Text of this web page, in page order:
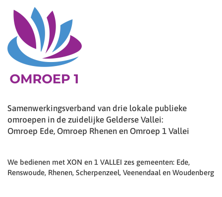
Samenwerkingsverband van drie lokale publieke
omroepen in de zuidelijke Gelderse Vallei:
Omroep Ede, Omroep Rhenen en Omroep 1 Vallei
We bedienen met XON en 1 VALLEI zes gemeenten: Ede,
Renswoude, Rhenen, Scherpenzeel, Veenendaal en Woudenberg